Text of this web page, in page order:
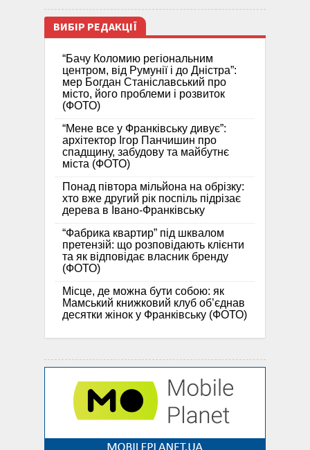
ВИБІР РЕДАКЦІЇ
“Бачу Коломию регіональним
центром, від Румунії і до Дністра”:
мер Богдан Станіславський про
місто, його проблеми і розвиток
(ФОТО)
“Мене все у Франківську дивує”:
архітектор Ігор Панчишин про
спадщину, забудову та майбутнє
міста (ФОТО)
Понад півтора мільйона на обрізку:
хто вже другий рік поспіль підрізає
дерева в Івано-Франківську
“Фабрика квартир” під шквалом
претензій: що розповідають клієнти
та як відповідає власник бренду
(ФОТО)
Місце, де можна бути собою: як
Мамський книжковий клуб об’єднав
десятки жінок у Франківську (ФОТО)